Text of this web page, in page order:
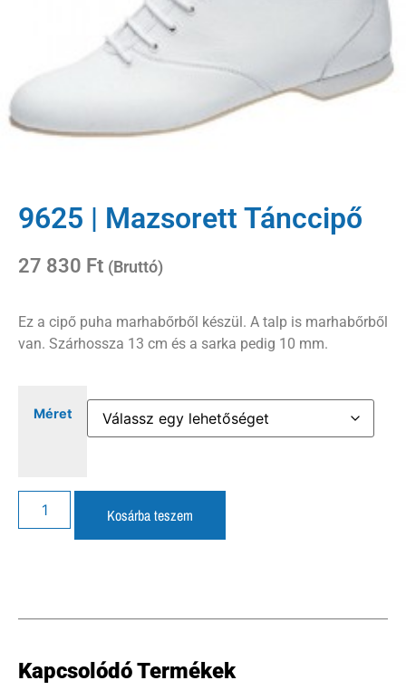
9625 | Mazsorett Tánccipő
27 830 Ft (Bruttó)
Ez a cipő puha marhabőrből készül. A talp is marhabőrből
van. Szárhossza 13 cm és a sarka pedig 10 mm.
Méret
Kosárba teszem
Kapcsolódó Termékek